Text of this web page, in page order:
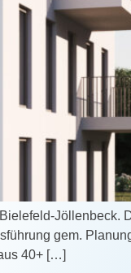
Jöllenbeck.
gem.
40+ […]